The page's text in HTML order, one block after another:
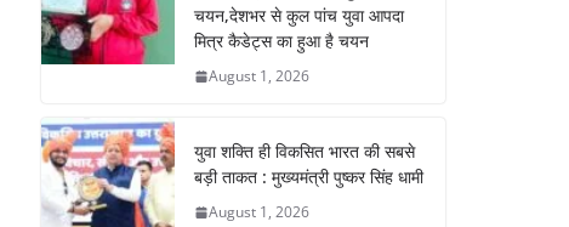
k
चयन,देशभर से कुल पांच युवा आपदा
मित्र कैडेट्स का हुआ है चयन
August 1, 2026
युवा शक्ति ही विकसित भारत की सबसे
बड़ी ताकत : मुख्यमंत्री पुष्कर सिंह धामी
August 1, 2026